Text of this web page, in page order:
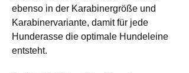
ebenso in der Karabinergröße und
Karabinervariante, damit für jede
Hunderasse die optimale Hundeleine
entsteht.